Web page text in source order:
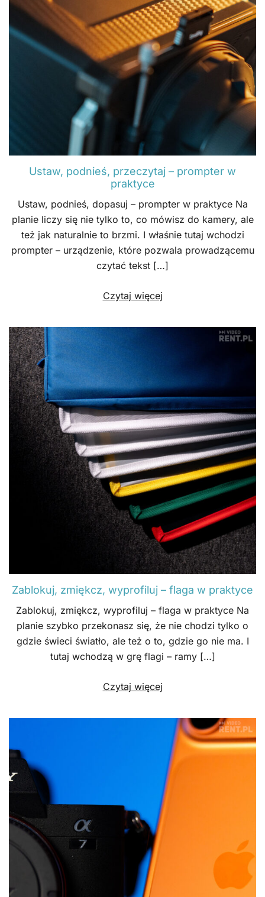
Ustaw, podnieś, przeczytaj – prompter w
praktyce
Ustaw, podnieś, dopasuj – prompter w praktyce Na
planie liczy się nie tylko to, co mówisz do kamery, ale
też jak naturalnie to brzmi. I właśnie tutaj wchodzi
prompter – urządzenie, które pozwala prowadzącemu
czytać tekst […]
Czytaj więcej
Zablokuj, zmiękcz, wyprofiluj – flaga w praktyce
Zablokuj, zmiękcz, wyprofiluj – flaga w praktyce Na
planie szybko przekonasz się, że nie chodzi tylko o
gdzie świeci światło, ale też o to, gdzie go nie ma. I
tutaj wchodzą w grę flagi – ramy […]
Czytaj więcej